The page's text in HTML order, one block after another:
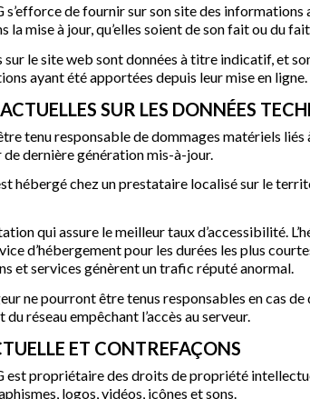
s’efforce de fournir sur son site des
la mise à jour, qu’elles soient de son fait ou du
le site web sont données à titre indicatif, et
ayant été apportées depuis leur mise en ligne.
SUR LES DONNÉES
tenu responsable de dommages matériels
dernière génération mis-à-jour.
hébergé chez un prestataire localisé sur le
qui assure le meilleur taux d’accessibilité.
d’hébergement pour les durées les plus
et services génèrent un trafic réputé anormal.
ne pourront être tenus responsables en cas
réseau empêchant l’accès au serveur.
ET CONTREFAÇONS
est propriétaire des droits de propriété
logos, vidéos, icônes et sons.